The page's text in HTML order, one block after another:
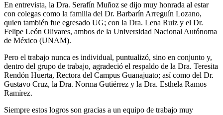
En entrevista, la Dra. Serafín Muñoz se dijo muy honrada al estar
con colegas como la familia del Dr. Barbarín Arreguín Lozano,
quien también fue egresado UG; con la Dra. Lena Ruiz y el Dr.
Felipe León Olivares, ambos de la Universidad Nacional Autónoma
de México (UNAM).
Pero el trabajo nunca es individual, puntualizó, sino en conjunto y,
dentro del grupo de trabajo, agradeció el respaldo de la Dra. Teresita
Rendón Huerta, Rectora del Campus Guanajuato; así como del Dr.
Gustavo Cruz, la Dra. Norma Gutiérrez y la Dra. Esthela Ramos
Ramírez.
Siempre estos logros son gracias a un equipo de trabajo muy